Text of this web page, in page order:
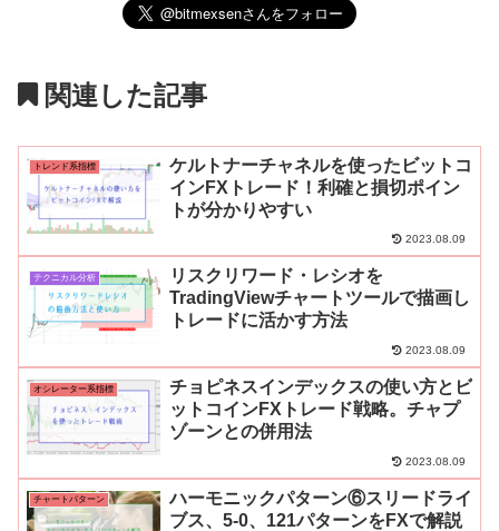
関連した記事
トレンド系指標
ケルトナーチャネルを使ったビットコ
インFXトレード！利確と損切ポイン
トが分かりやすい
2023.08.09
テクニカル分析
リスクリワード・レシオを
TradingViewチャートツールで描画し
トレードに活かす方法
2023.08.09
オシレーター系指標
チョピネスインデックスの使い方とビ
ットコインFXトレード戦略。チャプ
ゾーンとの併用法
2023.08.09
チャートパターン
ハーモニックパターン⑥スリードライ
ブス、5-0、121パターンをFXで解説